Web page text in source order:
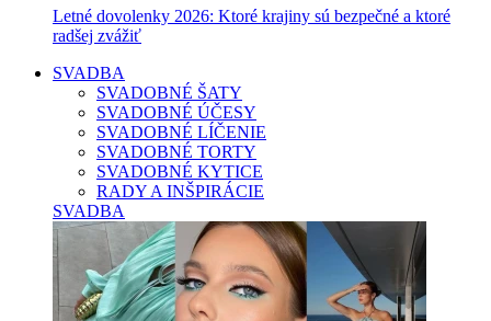
Letné dovolenky 2026: Ktoré krajiny sú bezpečné a ktoré
radšej zvážiť
SVADBA
SVADOBNÉ ŠATY
SVADOBNÉ ÚČESY
SVADOBNÉ LÍČENIE
SVADOBNÉ TORTY
SVADOBNÉ KYTICE
RADY A INŠPIRÁCIE
SVADBA